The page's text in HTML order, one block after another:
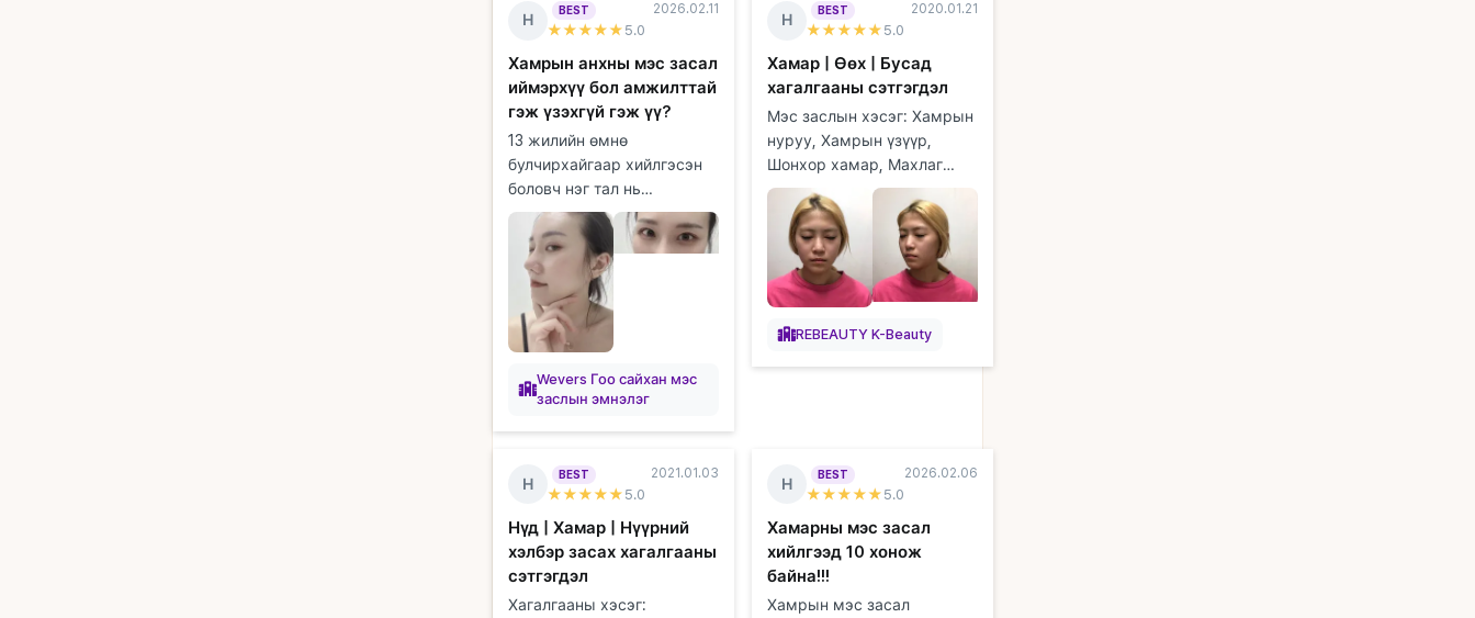
Н
BEST
★★★★★ 5.0
2026.02.11
Хамрын анхны мэс засал
иймэрхүү бол амжилттай
гэж үзэхгүй гэж үү?
13 жилийн өмнө
булчирхайгаар хийлгэсэн
боловч нэг тал нь
задарчихсан болохоор маш
их стресстэй байсан. Яах
аргагүй дахин мэс засал
хийлгэх гэж байгаа ...
Wevers Гоо сайхан мэс
заслын эмнэлэг
Н
BEST
★★★★★ 5.0
2020.01.21
Хамар | Өөх | Бусад
хагалгааны сэтгэгдэл
Мэс заслын хэсэг: Хамрын
нуруу, Хамрын үзүүр,
Шонхор хамар, Махлаг
хамар, Өөх шилжүүлэн
суулгах (дух), Өөх
соруулах (гуя), Уруулын
филлер Хагалгаан...
REBEAUTY K-Beauty
Н
BEST
★★★★★ 5.0
2021.01.03
Нүд | Хамар | Нүүрний
хэлбэр засах хагалгааны
сэтгэгдэл
Хагалгааны хэсэг:
Н
BEST
★★★★★ 5.0
2026.02.06
Хамарны мэс засал
хийлгээд 10 хонож
байна!!!
Хамрын мэс засал